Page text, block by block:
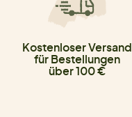
Kostenloser Versand
für Bestellungen
über 100 €